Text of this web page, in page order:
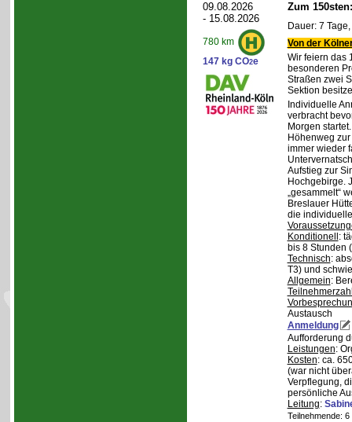
09.08.2026
- 15.08.2026
780 km
147 kg CO2e
Zum
Dauer: 7
Von der
Wir feiern das
besonderen
Straßen zwei
Sektion
Individuelle
verbracht
Morgen
Höhenweg
immer wieder
Aufstieg zur
Hochgebirge.
„gesammelt“
Breslauer
die
Konditionell :
bis 8 Stunden
Technisch:
T3) und
Allgemein:
Austausch
Anmeldung
Aufforderung
Leistungen:
Kosten: ca.
(war nicht
Verpflegung,
persönliche
Leitung:
Teilnehmende: